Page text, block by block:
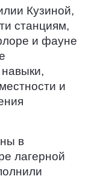
Кузиной,
станциям,
и фауне
и
в
лагерной